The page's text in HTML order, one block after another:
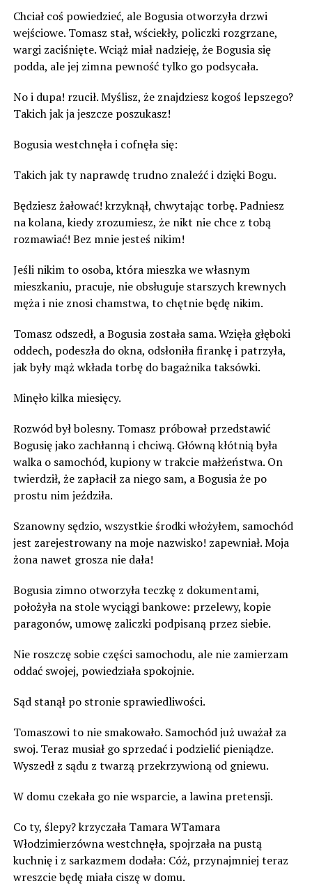
Chciał coś powiedzieć, ale Bogusia otworzyła drzwi
wejściowe. Tomasz stał, wściekły, policzki rozgrzane,
wargi zaciśnięte. Wciąż miał nadzieję, że Bogusia się
podda, ale jej zimna pewność tylko go podsycała.
No i dupa! rzucił. Myślisz, że znajdziesz kogoś lepszego?
Takich jak ja jeszcze poszukasz!
Bogusia westchnęła i cofnęła się:
Takich jak ty naprawdę trudno znaleźć i dzięki Bogu.
Będziesz żałować! krzyknął, chwytając torbę. Padniesz
na kolana, kiedy zrozumiesz, że nikt nie chce z tobą
rozmawiać! Bez mnie jesteś nikim!
Jeśli nikim to osoba, która mieszka we własnym
mieszkaniu, pracuje, nie obsługuje starszych krewnych
męża i nie znosi chamstwa, to chętnie będę nikim.
Tomasz odszedł, a Bogusia została sama. Wzięła głęboki
oddech, podeszła do okna, odsłoniła firankę i patrzyła,
jak były mąż wkłada torbę do bagażnika taksówki.
Minęło kilka miesięcy.
Rozwód był bolesny. Tomasz próbował przedstawić
Bogusię jako zachłanną i chciwą. Główną kłótnią była
walka o samochód, kupiony w trakcie małżeństwa. On
twierdził, że zapłacił za niego sam, a Bogusia że po
prostu nim jeździła.
Szanowny sędzio, wszystkie środki włożyłem, samochód
jest zarejestrowany na moje nazwisko! zapewniał. Moja
żona nawet grosza nie dała!
Bogusia zimno otworzyła teczkę z dokumentami,
położyła na stole wyciągi bankowe: przelewy, kopie
paragonów, umowę zaliczki podpisaną przez siebie.
Nie roszczę sobie części samochodu, ale nie zamierzam
oddać swojej, powiedziała spokojnie.
Sąd stanął po stronie sprawiedliwości.
Tomaszowi to nie smakowało. Samochód już uważał za
swoj. Teraz musiał go sprzedać i podzielić pieniądze.
Wyszedł z sądu z twarzą przekrzywioną od gniewu.
W domu czekała go nie wsparcie, a lawina pretensji.
Co ty, ślepy? krzyczała Tamara WTamara
Włodzimierzówna westchnęła, spojrzała na pustą
kuchnię i z sarkazmem dodała: Cóż, przynajmniej teraz
wreszcie będę miała ciszę w domu.